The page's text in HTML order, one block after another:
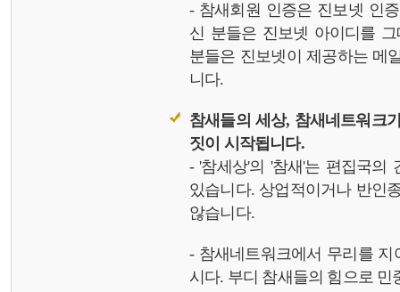
- 참새회원 인증은 진보넷 인
신 분들은 진보넷 아이디를
분들은 진보넷이 제공하는 메
니다.
참새들의 세상, 참새네트워크
짓이 시작됩니다.
- '참세상'의 '참새'는 편집국의
있습니다. 상업적이거나 반인
않습니다.
- 참새네트워크에서 무리를
시다. 부디 참새들의 힘으로 민